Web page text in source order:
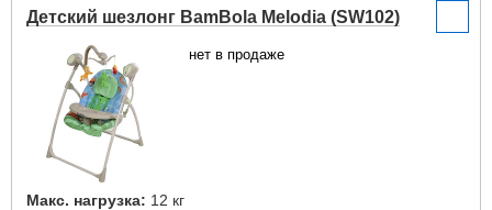
Детский шезлонг BamBola Melodia (SW102)
нет в продаже
Макс. нагрузка: 12 кг